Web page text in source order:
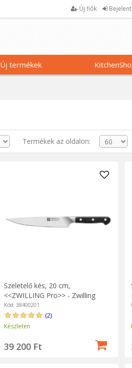
Új fiók
Új termékek
Termékek az oldalon:
Szeletelő kés, 20 cm,
<<ZWILLING Pro>> - Zwilling
Kód: 38400201
(2)
Készleten
39 200 Ft